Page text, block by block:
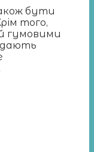
бути
того,
гумовими